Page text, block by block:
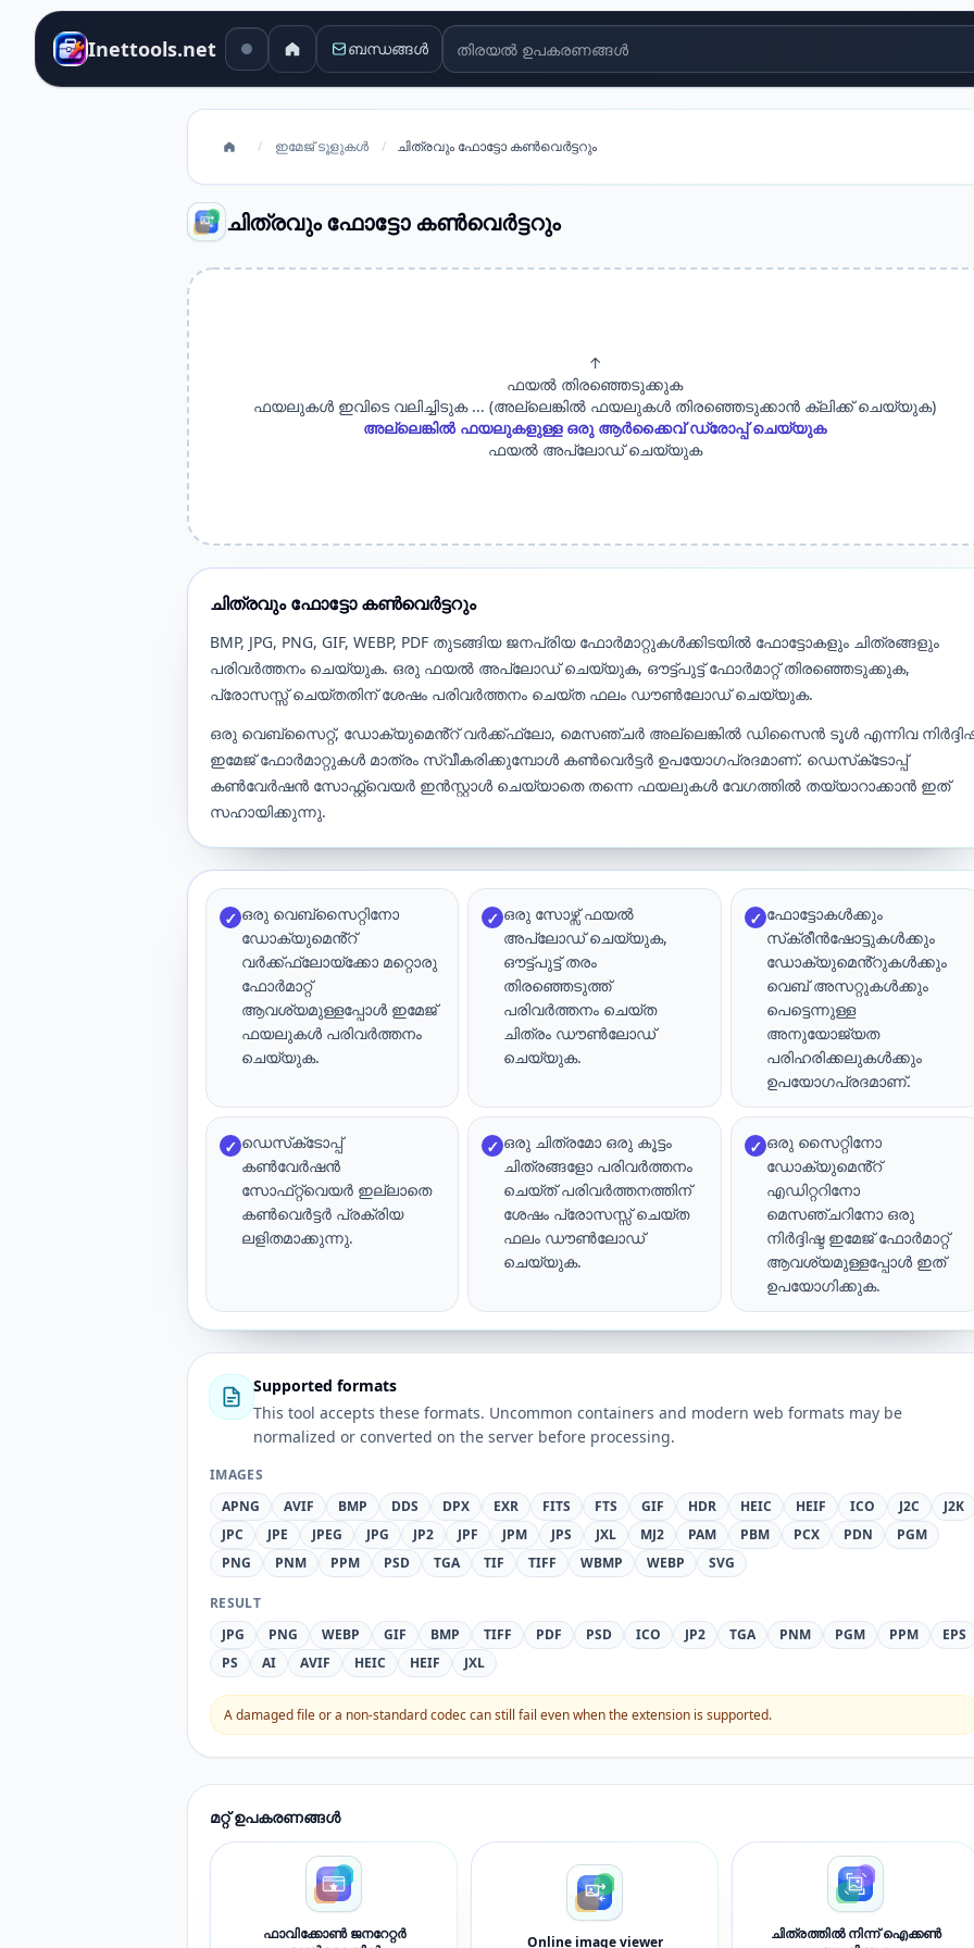
Inettools.net ബന്ധങ്ങൾ തിരയൽ ഉപകരണങ്ങൾ
/ ഇമേജ് ടൂളുകൾ / ചിത്രവും ഫോട്ടോ കൺവെർട്ടറും
ചിത്രവും ഫോട്ടോ കൺവെർട്ടറും
↑
ഫയൽ തിരഞ്ഞെടുക്കുക
ഫയലുകൾ ഇവിടെ വലിച്ചിടുക ... (അല്ലെങ്കിൽ ഫയലുകൾ തിരഞ്ഞെടുക്കാൻ ക്ലിക്ക് ചെയ്യുക)
അല്ലെങ്കിൽ ഫയലുകളുള്ള ഒരു ആർക്കൈവ് ഡ്രോപ്പ് ചെയ്യുക
ഫയൽ അപ്‌ലോഡ് ചെയ്യുക
ചിത്രവും ഫോട്ടോ കൺവെർട്ടറും
BMP, JPG, PNG, GIF, WEBP, PDF തുടങ്ങിയ ജനപ്രിയ ഫോർമാറ്റുകൾക്കിടയിൽ ഫോട്ടോകളും ചിത്രങ്ങളും
പരിവർത്തനം ചെയ്യുക. ഒരു ഫയൽ അപ്‌ലോഡ് ചെയ്യുക, ഔട്ട്‌പുട്ട് ഫോർമാറ്റ് തിരഞ്ഞെടുക്കുക,
പ്രോസസ്സ് ചെയ്‌തതിന് ശേഷം പരിവർത്തനം ചെയ്‌ത ഫലം ഡൗൺലോഡ് ചെയ്യുക.
ഒരു വെബ്‌സൈറ്റ്, ഡോക്യുമെൻ്റ് വർക്ക്ഫ്ലോ, മെസഞ്ചർ അല്ലെങ്കിൽ ഡിസൈൻ ടൂൾ എന്നിവ
ഇമേജ് ഫോർമാറ്റുകൾ മാത്രം സ്വീകരിക്കുമ്പോൾ കൺവെർട്ടർ ഉപയോഗപ്രദമാണ്. ഡെസ്‌ക്‌ടോപ്പ്
കൺവേർഷൻ സോഫ്റ്റ്‌വെയർ ഇൻസ്റ്റാൾ ചെയ്യാതെ തന്നെ ഫയലുകൾ വേഗത്തിൽ തയ്യാറാക്കാൻ ഇത്
സഹായിക്കുന്നു.
✓ ഒരു വെബ്‌സൈറ്റിനോ
ഡോക്യുമെൻ്റ്
വർക്ക്ഫ്ലോയ്‌ക്കോ മറ്റൊരു
ഫോർമാറ്റ്
ആവശ്യമുള്ളപ്പോൾ ഇമേജ്
ഫയലുകൾ പരിവർത്തനം
ചെയ്യുക.
✓ ഒരു സോഴ്സ് ഫയൽ
അപ്ലോഡ് ചെയ്യുക,
ഔട്ട്പുട്ട് തരം
തിരഞ്ഞെടുത്ത്
പരിവർത്തനം ചെയ്ത
ചിത്രം ഡൗൺലോഡ്
ചെയ്യുക.
✓ ഫോട്ടോകൾക്കും
സ്‌ക്രീൻഷോട്ടുകൾക്കും
ഡോക്യുമെൻ്റുകൾക്കും
വെബ് അസറ്റുകൾക്കും
പെട്ടെന്നുള്ള
അനുയോജ്യത
പരിഹരിക്കലുകൾക്കും
ഉപയോഗപ്രദമാണ്.
✓ ഡെസ്‌ക്‌ടോപ്പ്
കൺവേർഷൻ
സോഫ്‌റ്റ്‌വെയർ ഇല്ലാതെ
കൺവെർട്ടർ പ്രക്രിയ
ലളിതമാക്കുന്നു.
✓ ഒരു ചിത്രമോ ഒരു കൂട്ടം
ചിത്രങ്ങളോ പരിവർത്തനം
ചെയ്‌ത് പരിവർത്തനത്തിന്
ശേഷം പ്രോസസ്സ് ചെയ്‌ത
ഫലം ഡൗൺലോഡ്
ചെയ്യുക.
✓ ഒരു സൈറ്റിനോ
ഡോക്യുമെൻ്റ്
എഡിറ്ററിനോ
മെസഞ്ചറിനോ ഒരു
നിർദ്ദിഷ്ട ഇമേജ് ഫോർമാറ്റ്
ആവശ്യമുള്ളപ്പോൾ ഇത്
ഉപയോഗിക്കുക.
Supported formats
This tool accepts these formats. Uncommon containers and modern web formats may be
normalized or converted on the server before processing.
IMAGES
APNG
AVIF BMP DDS DPX EXR FITS FTS GIF HDR HEIC HEIF ICO J2C
J2K
JPC
JPE JPEG JPG JP2 JPF JPM JPS JXL MJ2 PAM PBM PCX PDN
PGM
PNG
PNM PPM PSD TGA TIF TIFF WBMP WEBP SVG
RESULT
JPG
PNG WEBP GIF BMP TIFF PDF PSD ICO JP2 TGA PNM PGM PPM
EPS
PS
AI AVIF HEIC HEIF JXL
A damaged file or a non-standard codec can still fail even when the extension is supported.
മറ്റ് ഉപകരണങ്ങൾ
ഫാവിക്കോൺ ജനറേറ്റർ
Online image viewer
ചിത്രത്തിൽ നിന്ന് ഐക്കൺ